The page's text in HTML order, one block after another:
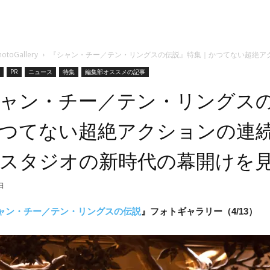
『シャン・チー／テン・リングスの伝説』特集｜かつてない超絶
PR ニュース 特集 編集部オススメの記事
ャン・チー／テン・リングス
つてない超絶アクションの連
タジオの新時代の幕開けを
ン・チー／テン・リングスの伝説 』フォトギャラリー（4/13）